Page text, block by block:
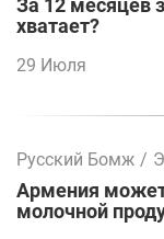
За 12 месяцев
хватает?
29 Июля
Русский Бомж /
Армения может
молочной